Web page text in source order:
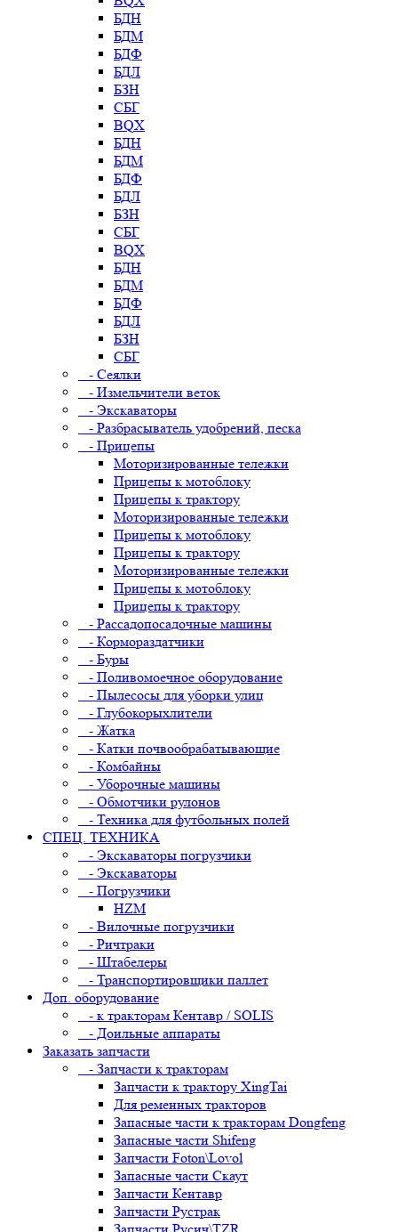
БДН
БДМ
БДФ
БДЛ
БЗН
СБГ
BQX
БДН
БДМ
БДФ
БДЛ
БЗН
СБГ
BQX
БДН
БДМ
БДФ
БДЛ
БЗН
СБГ
- Сеялки
- Измельчители веток
- Экскаваторы
- Разбрасыватель удобрений, песка
- Прицепы
Моторизированные тележки
Прицепы к мотоблоку
Прицепы к трактору
Моторизированные тележки
Прицепы к мотоблоку
Прицепы к трактору
Моторизированные тележки
Прицепы к мотоблоку
Прицепы к трактору
- Рассадопосадочные машины
- Кормораздатчики
- Буры
- Поливомоечное оборудование
- Пылесосы для уборки улиц
- Глубокорыхлители
- Жатка
- Катки почвообрабатывающие
- Комбайны
- Уборочные машины
- Обмотчики рулонов
- Техника для футбольных полей
СПЕЦ. ТЕХНИКА
- Экскаваторы погрузчики
- Экскаваторы
- Погрузчики
HZM
- Вилочные погрузчики
- Ричтраки
- Штабелеры
- Транспортировщики паллет
Доп. оборудование
- к тракторам Кентавр / SOLIS
- Доильные аппараты
Заказать запчасти
- Запчасти к тракторам
Запчасти к трактору XingTai
Для ременных тракторов
Запасные части к тракторам Dongfeng
Запасные части Shifeng
Запчасти Foton\Lovol
Запасные части Скаут
Запчасти Кентавр
Запчасти Рустрак